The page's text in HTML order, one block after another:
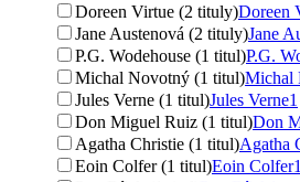
Doreen Virtue (2 tituly)Doreen
Jane Austenová (2 tituly)Jane
P.G. Wodehouse (1 titul)P.G.
Michal Novotný (1 titul)Michal
Jules Verne (1 titul)Jules Verne1
Don Miguel Ruiz (1 titul)Don
Agatha Christie (1 titul)Agatha
Eoin Colfer (1 titul)Eoin Colfer1